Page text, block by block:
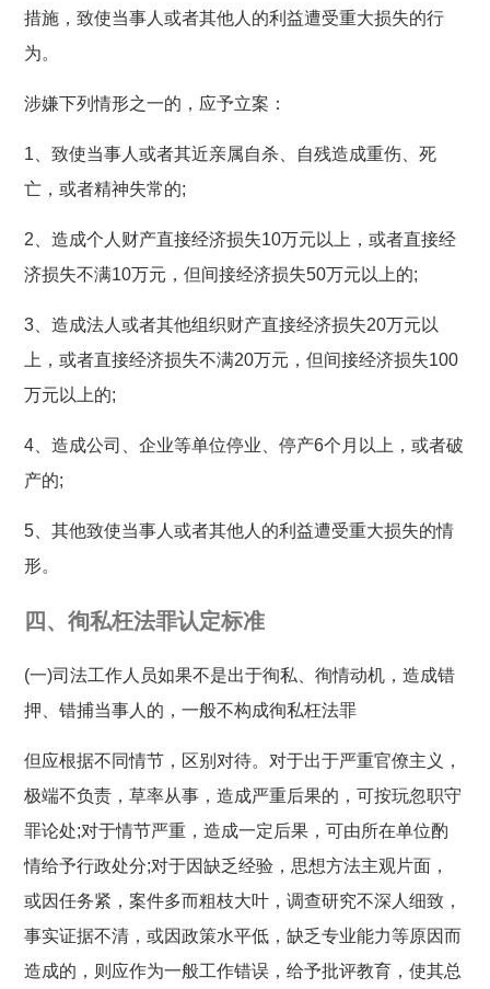
措施，致使当事人或者其他人的利益遭受重大损失的行
为。
涉嫌下列情形之一的，应予立案：
1、致使当事人或者其近亲属自杀、自残造成重伤、死
亡，或者精神失常的;
2、造成个人财产直接经济损失10万元以上，或者直接经
济损失不满10万元，但间接经济损失50万元以上的;
3、造成法人或者其他组织财产直接经济损失20万元以
上，或者直接经济损失不满20万元，但间接经济损失100
万元以上的;
4、造成公司、企业等单位停业、停产6个月以上，或者破
产的;
5、其他致使当事人或者其他人的利益遭受重大损失的情
形。
四、徇私枉法罪认定标准
(一)司法工作人员如果不是出于徇私、徇情动机，造成错
押、错捕当事人的，一般不构成徇私枉法罪
但应根据不同情节，区别对待。对于出于严重官僚主义，
极端不负责，草率从事，造成严重后果的，可按玩忽职守
罪论处;对于情节严重，造成一定后果，可由所在单位酌
情给予行政处分;对于因缺乏经验，思想方法主观片面，
或因任务紧，案件多而粗枝大叶，调查研究不深人细致，
事实证据不清，或因政策水平低，缺乏专业能力等原因而
造成的，则应作为一般工作错误，给予批评教育，使其总